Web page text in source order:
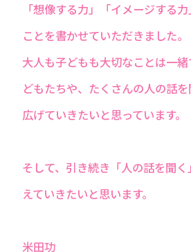
「想像する力」「イメージする
ことを書かせていただきました。
大人も子どもも大切なことは一
どもたちや、たくさんの人の話
広げていきたいと思っています。
そして、引き続き「人の話を聞
えていきたいと思います。
米田功